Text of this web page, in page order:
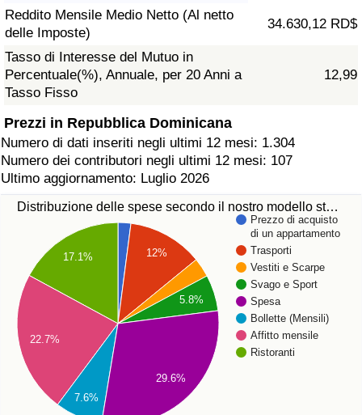
Reddito Mensile Medio Netto (Al netto
delle Imposte)
34.630,12 RD$
Tasso di Interesse del Mutuo in
Percentuale(%), Annuale, per 20 Anni a
Tasso Fisso
12,99
Prezzi in Repubblica Dominicana
Numero di dati inseriti negli ultimi 12 mesi: 1.304
Numero dei contributori negli ultimi 12 mesi: 107
Ultimo aggiornamento: Luglio 2026
Distribuzione delle spese secondo il nostro modello st…
Prezzo di acquisto
di un appartamento
Trasporti
Vestiti e Scarpe
Svago e Sport
Spesa
Bollette (Mensili)
Affitto mensile
Ristoranti
12%
5.8%
17.1%
22.7%
7.6%
29.6%